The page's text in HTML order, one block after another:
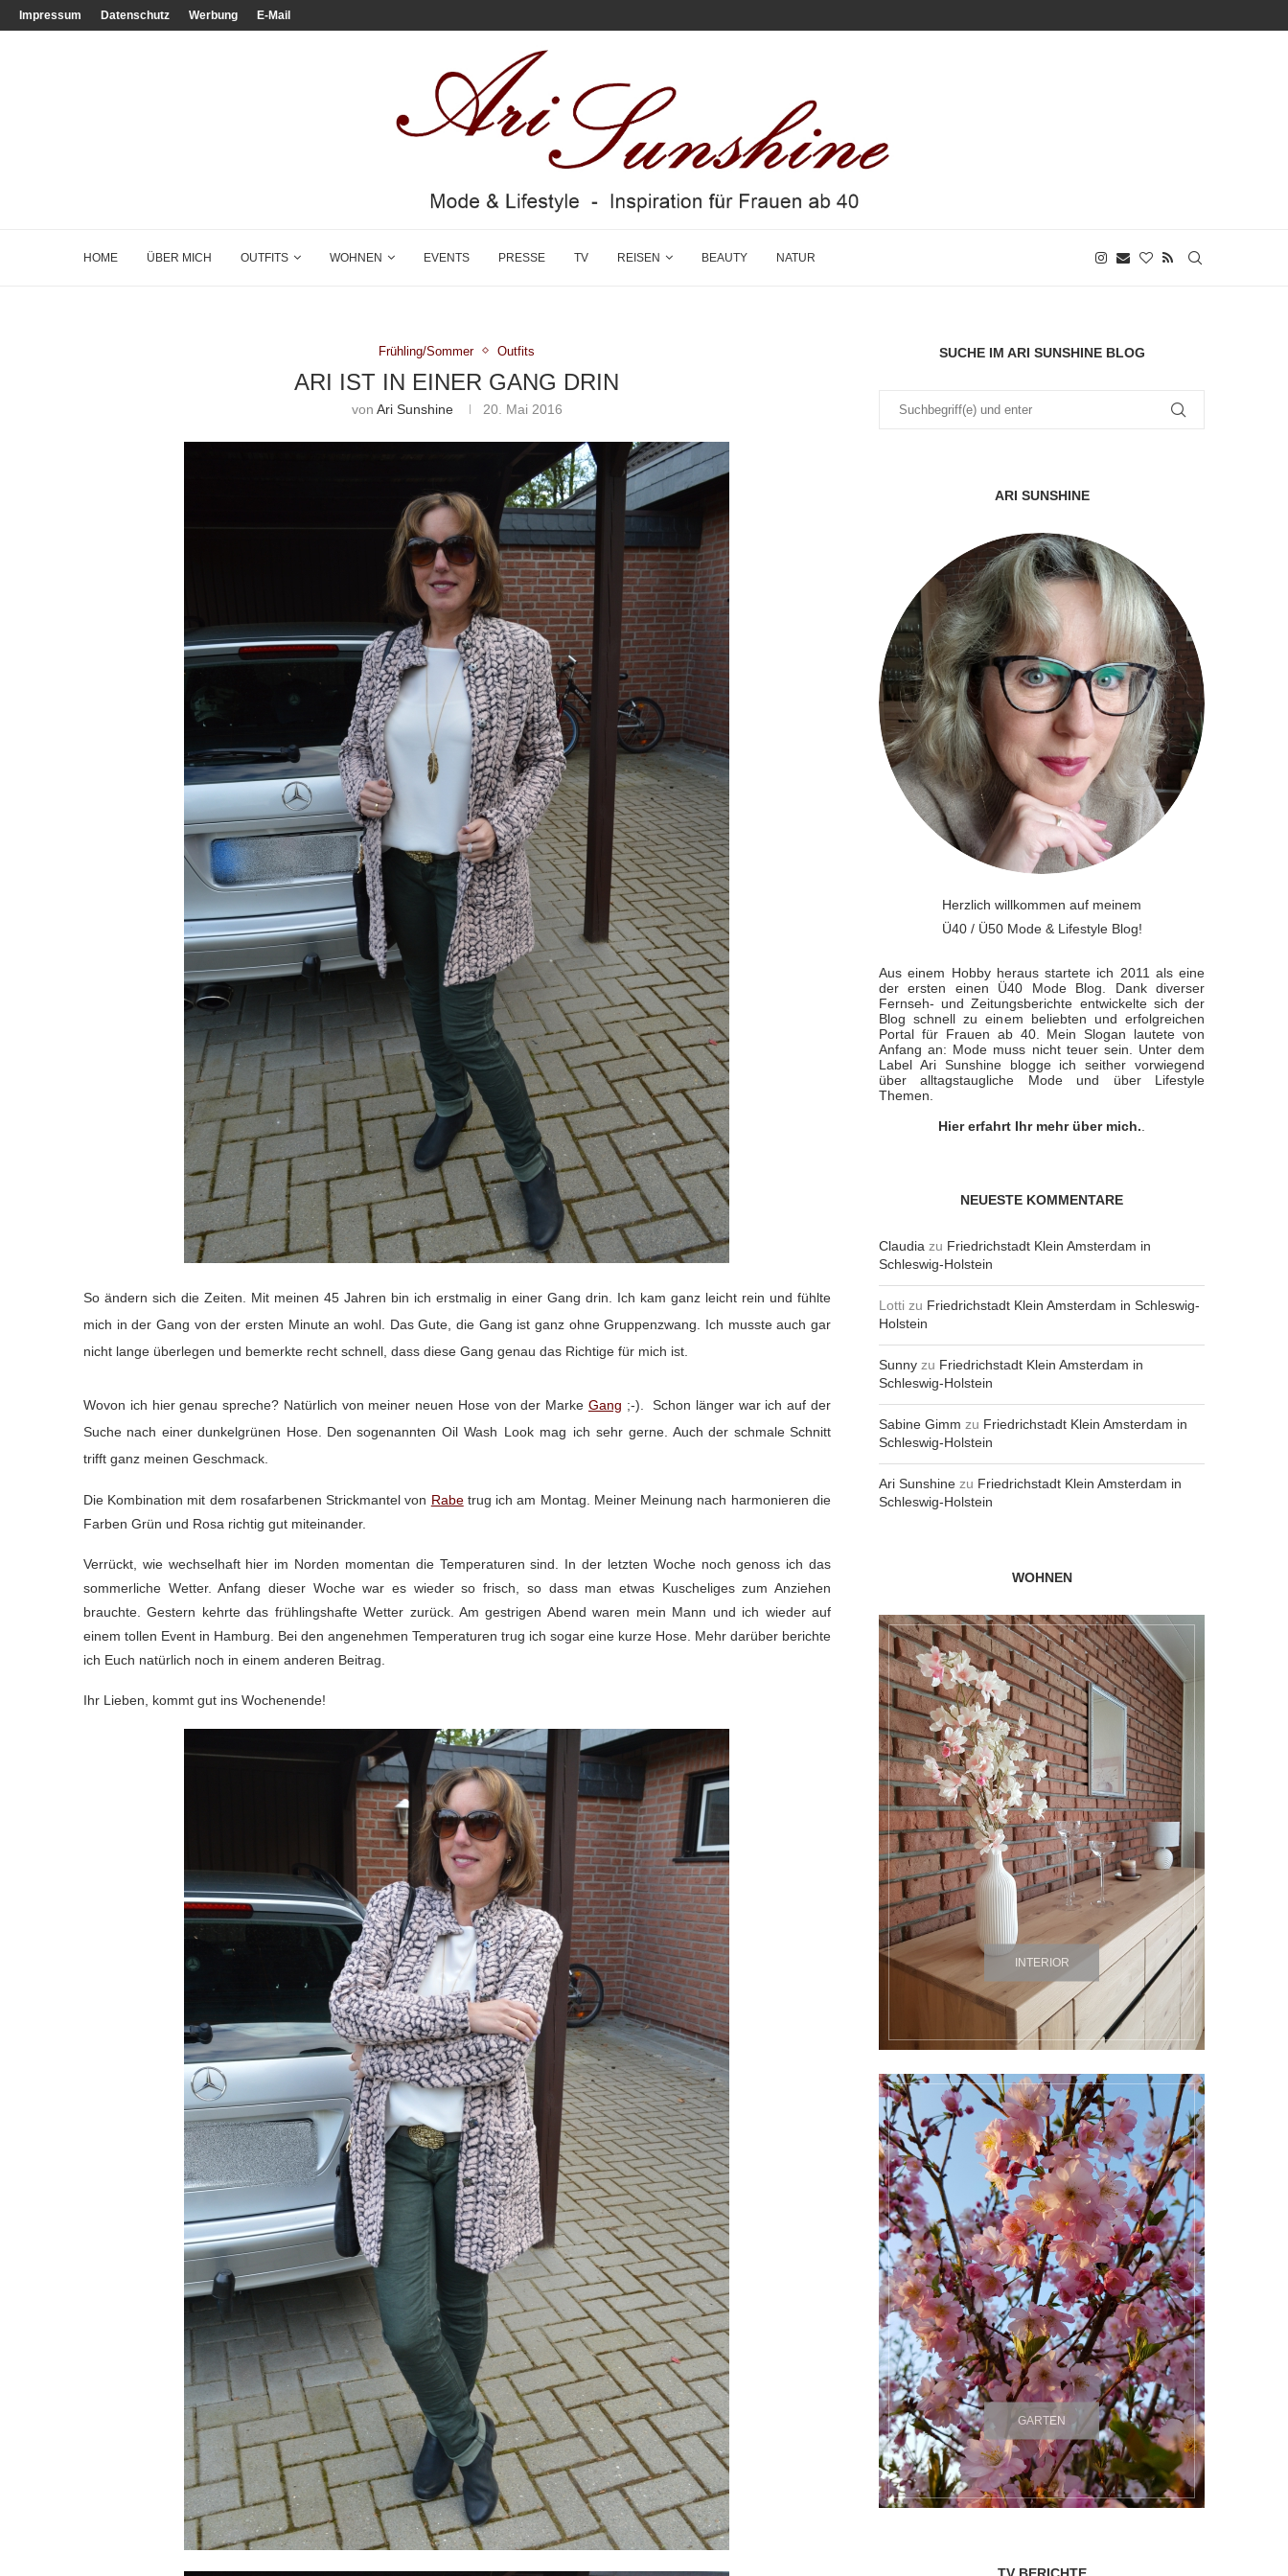
Impressum Datenschutz Werbung E-Mail
HOME ÜBER MICH OUTFITS WOHNEN EVENTS PRESSE TV REISEN BEAUTY NATUR
Frühling/Sommer Outfits
ARI IST IN EINER GANG DRIN
von Ari Sunshine 20. Mai 2016
So ändern sich die Zeiten. Mit meinen 45 Jahren bin ich erstmalig in einer Gang drin. Ich kam ganz leicht rein und fühlte
mich in der Gang von der ersten Minute an wohl. Das Gute, die Gang ist ganz ohne Gruppenzwang. Ich musste auch gar
nicht lange überlegen und bemerkte recht schnell, dass diese Gang genau das Richtige für mich ist.
Wovon ich hier genau spreche? Natürlich von meiner neuen Hose von der Marke Gang ;-). Schon länger war ich auf der
Suche nach einer dunkelgrünen Hose. Den sogenannten Oil Wash Look mag ich sehr gerne . Auch der schmale Schnitt
trifft ganz meinen Geschmack.
Die Kombination mit dem rosafarbenen Strickmantel von Rabetrug ich am Montag. Meiner Meinung nach harmonieren die
Farben Grün und Rosa richtig gut miteinander.
Verrückt, wie wechselhaft hier im Norden momentan die Temperaturen sind. In der letzten Woche noch genoss ich das
sommerliche Wetter. Anfang dieser Woche war es wieder so frisch, so dass man etwas Kuscheliges zum Anziehen
brauchte. Gestern kehrte das frühlingshafte Wetter zurück. Am gestrigen Abend waren mein Mann und ich wieder auf
einem tollen Event in Hamburg. Bei den angenehmen Temperaturen trug ich sogar eine kurze Hose. Mehr darüber berichte
ich Euch natürlich noch in einem anderen Beitrag.
Ihr Lieben, kommt gut ins Wochenende!
SUCHE IM ARI SUNSHINE BLOG
ARI SUNSHINE
Herzlich willkommen auf meinem
Ü40 / Ü50 Mode & Lifestyle Blog!
Aus einem Hobby heraus startete ich 2011 als eine
der ersten einen Ü40 Mode Blog. Dank diverser
Fernseh- und Zeitungsberichte entwickelte sich der
Blog schnell zu einem beliebten und erfolgreichen
Portal für Frauen ab 40. Mein Slogan lautete von
Anfang an: Mode muss nicht teuer sein. Unter dem
Label Ari Sunshine blogge ich seither vorwiegend
über alltagstaugliche Mode und über Lifestyle
Themen.
Hier erfahrt Ihr mehr über mich..
NEUESTE KOMMENTARE
Claudia zu Friedrichstadt Klein Amsterdam in
Schleswig-Holstein
Lotti zu Friedrichstadt Klein Amsterdam in Schleswig-
Holstein
Sunny zu Friedrichstadt Klein Amsterdam in
Schleswig-Holstein
Sabine Gimm zu Friedrichstadt Klein Amsterdam in
Schleswig-Holstein
Ari Sunshine zu Friedrichstadt Klein Amsterdam in
Schleswig-Holstein
WOHNEN
INTERIOR
GARTEN